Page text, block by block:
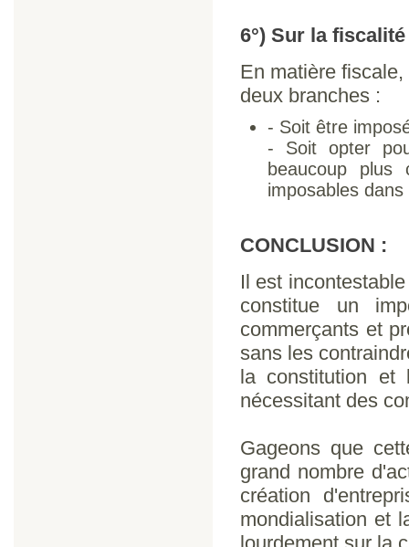
6°) Sur la fiscalité
En matière
deux branches :
- Soit être
- Soit opter
beaucoup
imposables
CONCLUSION :
Il est
constitue un
commerçants et
sans les
la constitution et
nécessitant des
Gageons que
grand nombre
création
mondialisation et